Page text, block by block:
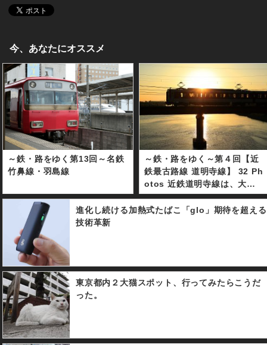
今、あなたにオススメ
～鉄・路をゆく第13回～名鉄
竹鼻線・羽島線
～鉄・路をゆく～第４回【近
鉄最古路線 道明寺線】 32 Ph
otos 近鉄道明寺線は、大阪
府藤井寺市道明寺駅とJR関西
本線と接続する柏原市柏原駅
方を直接結ぶ唯一の路線であ
るため、通勤や通学などの重
進化し続ける加熱式たばこ「glo」期待を超える
技術革新
東京都内２大猫スポット、行ってみたらこうだ
った。